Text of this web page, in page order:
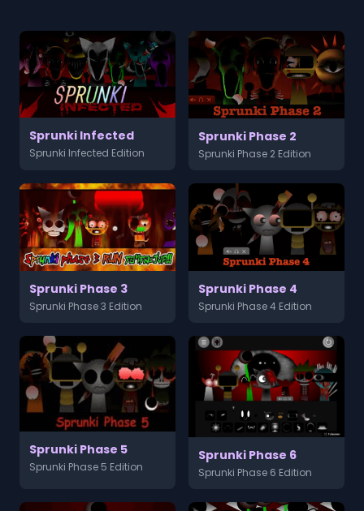
Sprunki Infected
Sprunki Infected Edition
Sprunki Phase 2
Sprunki Phase 2 Edition
Sprunki Phase 3
Sprunki Phase 3 Edition
Sprunki Phase 4
Sprunki Phase 4 Edition
Sprunki Phase 5
Sprunki Phase 5 Edition
Sprunki Phase 6
Sprunki Phase 6 Edition